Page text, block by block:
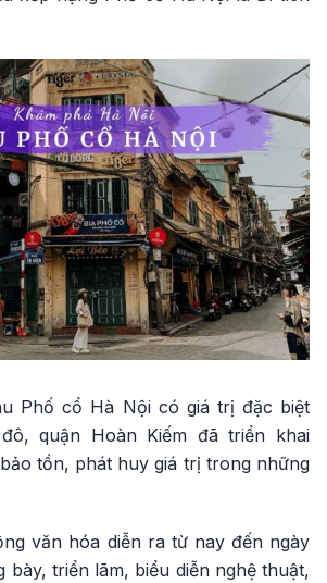
Phố cổ Hà Nội có giá trị đặc biệt
quận Hoàn Kiếm đã triển khai
tồn, phát huy giá trị trong những
văn hóa diễn ra từ nay đến ngày
bày, triển lãm, biểu diễn nghệ thuật,